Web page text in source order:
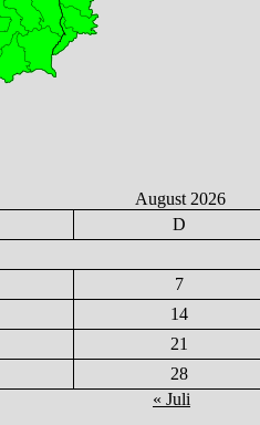
August 2026
D
7
14
21
28
« Juli